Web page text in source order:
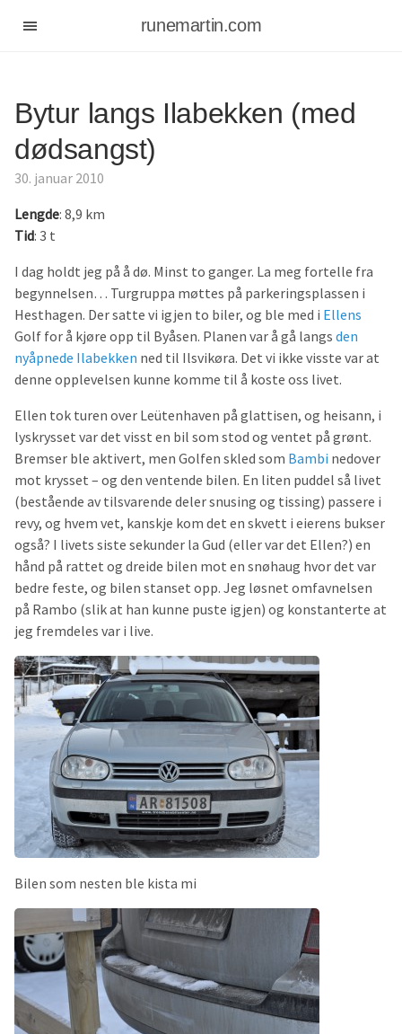
runemartin.com
Bytur langs Ilabekken (med
dødsangst)
30. januar 2010
Lengde: 8,9 km
Tid: 3 t
I dag holdt jeg på å dø. Minst to ganger. La meg fortelle fra
begynnelsen… Turgruppa møttes på parkeringsplassen i
Hesthagen. Der satte vi igjen to biler, og ble med i Ellens
Golf for å kjøre opp til Byåsen. Planen var å gå langs den
nyåpnede Ilabekken ned til Ilsvikøra. Det vi ikke visste var at
denne opplevelsen kunne komme til å koste oss livet.
Ellen tok turen over Leütenhaven på glattisen, og heisann, i
lyskrysset var det visst en bil som stod og ventet på grønt.
Bremser ble aktivert, men Golfen skled som Bambi nedover
mot krysset – og den ventende bilen. En liten puddel så livet
(bestående av tilsvarende deler snusing og tissing) passere i
revy, og hvem vet, kanskje kom det en skvett i eierens bukser
også? I livets siste sekunder la Gud (eller var det Ellen?) en
hånd på rattet og dreide bilen mot en snøhaug hvor det var
bedre feste, og bilen stanset opp. Jeg løsnet omfavnelsen
på Rambo (slik at han kunne puste igjen) og konstanterte at
jeg fremdeles var i live.
Bilen som nesten ble kista mi